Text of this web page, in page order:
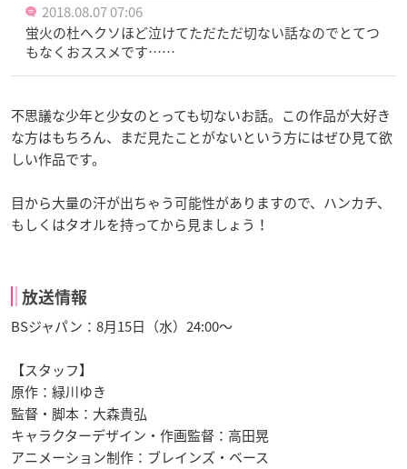
2018.08.07 07:06
蛍火の杜へクソほど泣けてただただ切ない話なのでとてつ
もなくおススメです……
不思議な少年と少女のとっても切ないお話。この作品が大好き
な方はもちろん、まだ見たことがないという方にはぜひ見て欲
しい作品です。
目から大量の汗が出ちゃう可能性がありますので、ハンカチ、
もしくはタオルを持ってから見ましょう！
放送情報
BSジャパン：8月15日（水）24:00〜
【スタッフ】
原作：緑川ゆき
監督・脚本：大森貴弘
キャラクターデザイン・作画監督：高田晃
アニメーション制作：ブレインズ・ベース